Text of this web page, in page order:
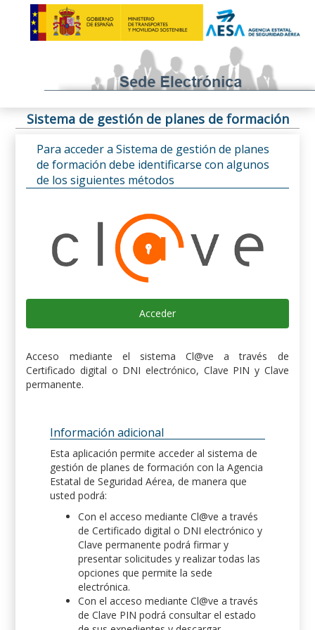
Sistema de gestión de planes de formación
Para acceder a Sistema de gestión de planes
de formación debe identificarse con algunos
de los siguientes métodos
Acceder
Acceso mediante el sistema Cl@ve a través de
Certificado digital o DNI electrónico, Clave PIN y Clave
permanente.
Información adicional
Esta aplicación permite acceder al sistema de
gestión de planes de formación con la Agencia
Estatal de Seguridad Aérea, de manera que
usted podrá:
Con el acceso mediante Cl@ve a través
de Certificado digital o DNI electrónico y
Clave permanente podrá firmar y
presentar solicitudes y realizar todas las
opciones que permite la sede
electrónica.
Con el acceso mediante Cl@ve a través
de Clave PIN podrá consultar el estado